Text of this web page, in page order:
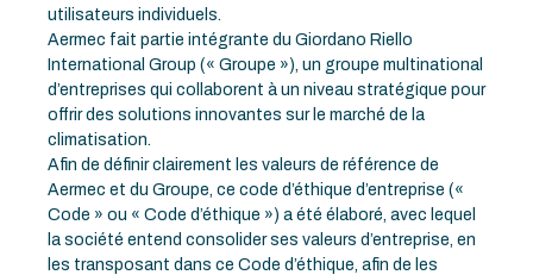
utilisateurs individuels.
Aermec fait partie intégrante du Giordano Riello
International Group (« Groupe »), un groupe multinational
d’entreprises qui collaborent à un niveau stratégique pour
offrir des solutions innovantes sur le marché de la
climatisation.
Afin de définir clairement les valeurs de référence de
Aermec et du Groupe, ce code d’éthique d’entreprise («
Code » ou « Code d’éthique ») a été élaboré, avec lequel
la société entend consolider ses valeurs d’entreprise, en
les transposant dans ce Code d’éthique, afin de les